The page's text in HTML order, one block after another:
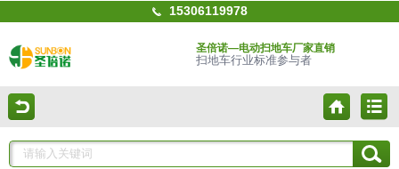
15306119978
圣倍诺—电动扫地车厂家直销
扫地车行业标准参与者